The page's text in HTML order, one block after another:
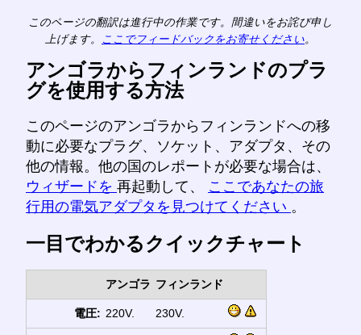
このページの翻訳は進行中の作業です。間違いをお詫び申し
上げます。
ここでフィードバックをお寄せください。
アンゴラからフィンランドのプラ
グを使用する方法
このページのアンゴラからフィンランドへの移
動に必要なプラグ、ソケット、アダプタ、その
他の情報。他の国のレポートが必要な場合は、
ウィザードを 再起動して、 ここであなたの旅
行用の電気アダプタを見つけてください 。
一目でわかるクイックチャート
アンゴラ フィンランド
電圧: 220V. 230V.